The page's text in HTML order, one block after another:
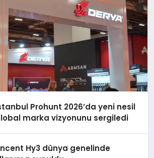
Prohunt 2026’da yeni nesil
marka vizyonunu sergiledi
Hy3 dünya genelinde